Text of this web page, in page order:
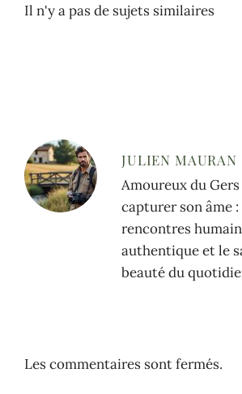
Il n'y a pas de sujets similaires
JULIEN MAURAN
Amoureux du
capturer son âme
rencontres
authentique et le
beauté du
Les commentaires sont fermés.